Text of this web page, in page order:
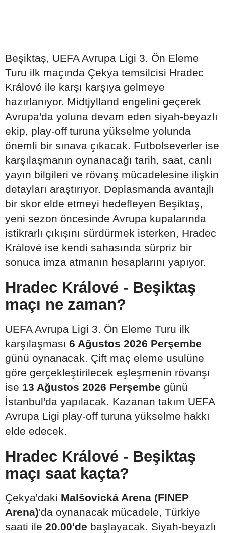
Beşiktaş, UEFA Avrupa Ligi 3. Ön Eleme
Turu ilk maçında Çekya temsilcisi Hradec
Králové ile karşı karşıya gelmeye
hazırlanıyor. Midtjylland engelini geçerek
Avrupa'da yoluna devam eden siyah-beyazlı
ekip, play-off turuna yükselme yolunda
önemli bir sınava çıkacak. Futbolseverler ise
karşılaşmanın oynanacağı tarih, saat, canlı
yayın bilgileri ve rövanş mücadelesine ilişkin
detayları araştırıyor. Deplasmanda avantajlı
bir skor elde etmeyi hedefleyen Beşiktaş,
yeni sezon öncesinde Avrupa kupalarında
istikrarlı çıkışını sürdürmek isterken, Hradec
Králové ise kendi sahasında sürpriz bir
sonuca imza atmanın hesaplarını yapıyor.
Hradec Králové - Beşiktaş
maçı ne zaman?
UEFA Avrupa Ligi 3. Ön Eleme Turu ilk
karşılaşması 6 Ağustos 2026 Perşembe
günü oynanacak. Çift maç eleme usulüne
göre gerçekleştirilecek eşleşmenin rövanşı
ise 13 Ağustos 2026 Perşembe günü
İstanbul'da yapılacak. Kazanan takım UEFA
Avrupa Ligi play-off turuna yükselme hakkı
elde edecek.
Hradec Králové - Beşiktaş
maçı saat kaçta?
Çekya'daki Malšovická Arena (FINEP
Arena)'da oynanacak mücadele, Türkiye
saati ile 20.00'de başlayacak. Siyah-beyazlı